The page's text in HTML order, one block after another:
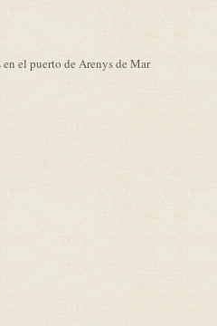
el puerto de Arenys de Mar